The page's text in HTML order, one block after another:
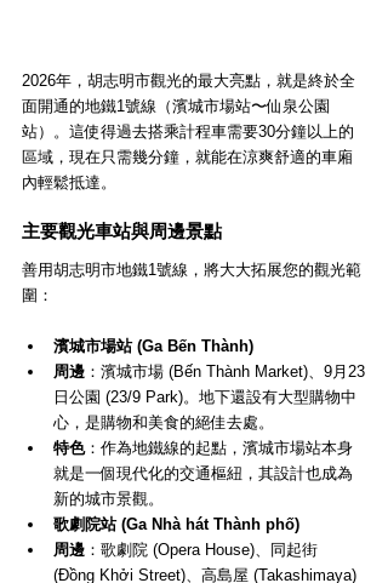
2026年，胡志明市觀光的最大亮點，就是終於全
面開通的地鐵1號線（濱城市場站〜仙泉公園
站）。這使得過去搭乘計程車需要30分鐘以上的
區域，現在只需幾分鐘，就能在涼爽舒適的車廂
內輕鬆抵達。
主要觀光車站與周邊景點
善用胡志明市地鐵1號線，將大大拓展您的觀光範
圍：
濱城市場站 (Ga Bến Thành)
周邊 ：濱城市場 (Bến Thành Market)、9月23
日公園 (23/9 Park)。地下還設有大型購物中
心，是購物和美食的絕佳去處。
特色：作為地鐵線的起點，濱城市場站本身
就是一個現代化的交通樞紐，其設計也成為
新的城市景觀。
歌劇院站 (Ga Nhà hát Thành phố)
周邊 ：歌劇院 (Opera House)、同起街
(Đồng Khởi Street)、高島屋 (Takashimaya)